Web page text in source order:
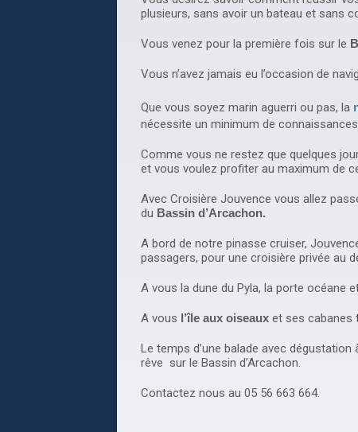
plusieurs, sans avoir un bateau et sans
Vous venez pour la première fois sur le
Vous n’avez jamais eu l’occasion de
Que vous soyez marin aguerri ou pas, la
nécessite un minimum de
Comme vous ne restez que quelques
et vous voulez profiter au maximum de
Avec Croisière Jouvence vous allez
du Bassin d’Arcachon.
A bord de notre pinasse cruiser,
passagers, pour une croisière privée au
A vous la dune du Pyla, la porte océane
A vous l’île aux oiseauxet ses cabanes
Le temps d’une balade avec
rêve sur le Bassin d’Arcachon.
Contactez nous au 05 56 663 664.